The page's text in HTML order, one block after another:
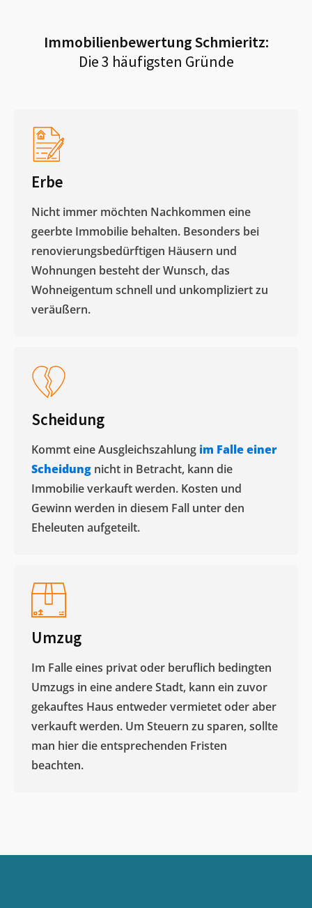
ImmobilienbewertungSchmieritz:
Die 3 häufigsten Gründe
Erbe
Nicht immer möchten Nachkommen eine
geerbte Immobilie behalten. Besonders bei
renovierungsbedürftigen Häusern und
Wohnungen besteht der Wunsch, das
Wohneigentum schnell und unkompliziert zu
veräußern. ​
Scheidung
Kommt eine Ausgleichszahlung im Falle einer
Scheidung nicht in Betracht, kann die
Immobilie verkauft werden. Kosten und
Gewinn werden in diesem Fall unter den
Eheleuten aufgeteilt.​
Umzug
Im Falle eines privat oder beruflich bedingten
Umzugs in eine andere Stadt, kann ein zuvor
gekauftes Haus entweder vermietet oder aber
verkauft werden. Um Steuern zu sparen, sollte
man hier die entsprechenden Fristen
beachten.